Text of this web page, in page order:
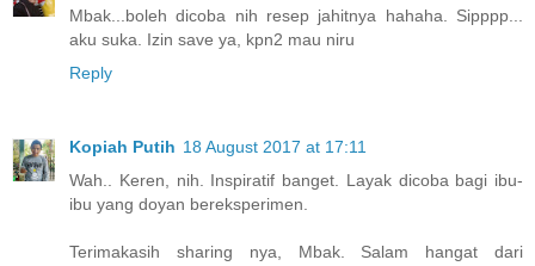
Mbak...boleh dicoba nih resep jahitnya hahaha. Sipppp...
aku suka. Izin save ya, kpn2 mau niru
Reply
Kopiah Putih 18 August 2017 at 17:11
Wah.. Keren, nih. Inspiratif banget. Layak dicoba bagi ibu-
ibu yang doyan bereksperimen.
Terimakasih sharing nya, Mbak. Salam hangat dari